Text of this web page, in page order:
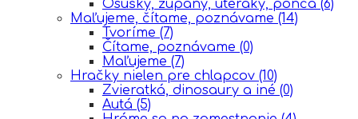
Osušky, župany, uteráky, ponča (6)
Maľujeme, čítame, poznávame (14)
Tvoríme (7)
Čítame, poznávame (0)
Maľujeme (7)
Hračky nielen pre chlapcov (10)
Zvieratká, dinosaury a iné (0)
Autá (5)